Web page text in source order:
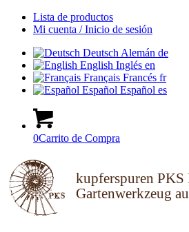
Lista de productos
Mi cuenta / Inicio de sesión
Deutsch Alemán de
English Inglés en
Français Francés fr
Español Español es
0Carrito de Compra
kupferspuren PKS
Gartenwerkzeug